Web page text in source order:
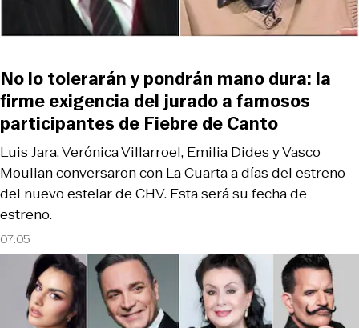
07:05
Luis Jara, Verónica Villarroel, Emilia Dides y Vasco
Moulian conversaron con La Cuarta a días del estreno
del nuevo estelar de CHV. Esta será su fecha de
estreno.
No lo tolerarán y pondrán mano dura: la
firme exigencia del jurado a famosos
participantes de Fiebre de Canto